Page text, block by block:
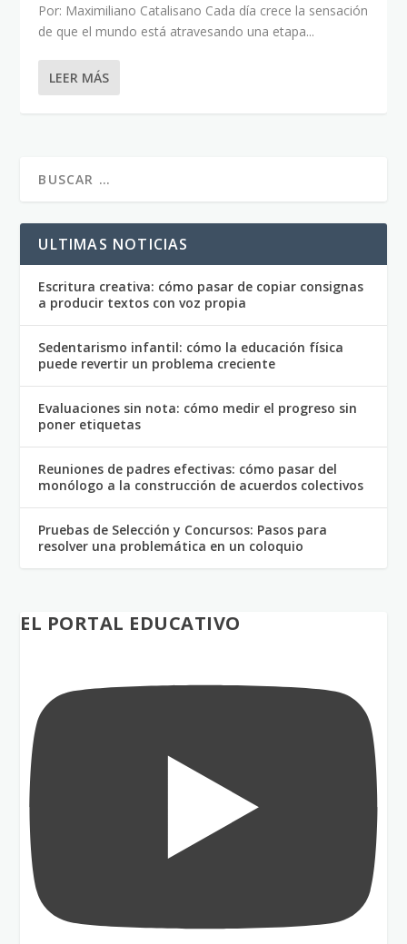
Por: Maximiliano Catalisano Cada día crece la sensación
de que el mundo está atravesando una etapa...
LEER MÁS
ULTIMAS NOTICIAS
Escritura creativa: cómo pasar de copiar consignas
a producir textos con voz propia
Sedentarismo infantil: cómo la educación física
puede revertir un problema creciente
Evaluaciones sin nota: cómo medir el progreso sin
poner etiquetas
Reuniones de padres efectivas: cómo pasar del
monólogo a la construcción de acuerdos colectivos
Pruebas de Selección y Concursos: Pasos para
resolver una problemática en un coloquio
EL PORTAL EDUCATIVO